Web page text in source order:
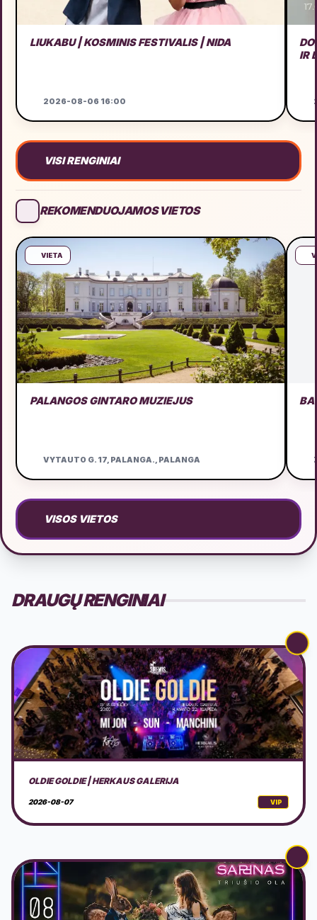
LIUKABU | KOSMINIS FESTIVALIS | NIDA
2026-08-06 16:00
IR
VISI RENGINIAI
REKOMENDUOJAMOS VIETOS
VIETA
PALANGOS GINTARO MUZIEJUS
VYTAUTO G. 17, PALANGA., PALANGA
VISOS VIETOS
DRAUGŲ RENGINIAI
PERFORMANSAS - SAPNAS: TRIUŠIO OLA
2026-08-07 VIP